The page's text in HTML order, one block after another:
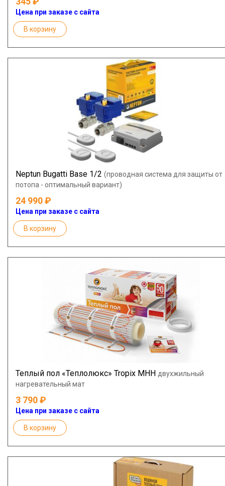
Цена при заказе с сайта
В корзину
Neptun Bugatti Base 1/2 (проводная система для защиты от
потопа - оптимальный вариант)
24 990
Цена при заказе с сайта
В корзину
Теплый пол «Теплолюкс» Tropix МНН двухжильный
нагревательный мат
3 790
Цена при заказе с сайта
В корзину